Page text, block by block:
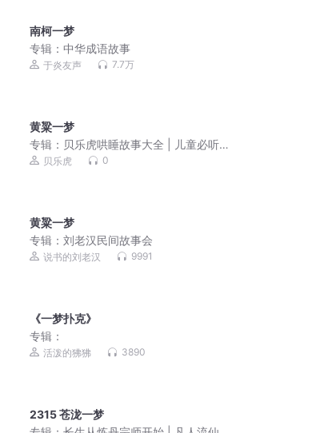
南柯一梦
专辑：中华成语故事
于炎友声 7.7万
黄粱一梦
专辑： 贝乐虎哄睡故事大全 | 儿童必听
睡前故事
贝乐虎 0
黄粱一梦
专辑：刘老汉民间故事会
说书的刘老汉 9991
《一梦扑克》
专辑：
活泼的狒狒 3890
2315 苍泷一梦